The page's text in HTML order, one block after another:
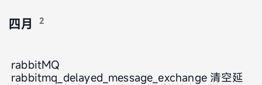
四月 2
rabbitMQ
rabbitmq_delayed_message_exchange 清空延